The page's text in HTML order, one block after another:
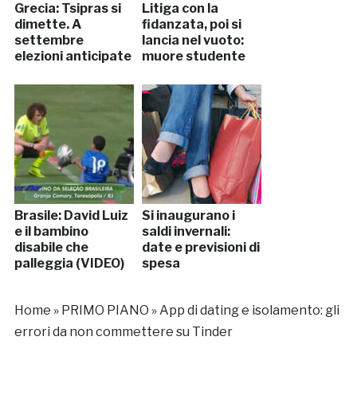
Grecia: Tsipras si
dimette. A
settembre
elezioni anticipate
Litiga con la
fidanzata, poi si
lancia nel vuoto:
muore studente
Brasile: David Luiz
e il bambino
disabile che
palleggia (VIDEO)
Si inaugurano i
saldi invernali:
date e previsioni di
spesa
Home » PRIMO PIANO »App di dating e isolamento: gli
errori da non commettere su Tinder